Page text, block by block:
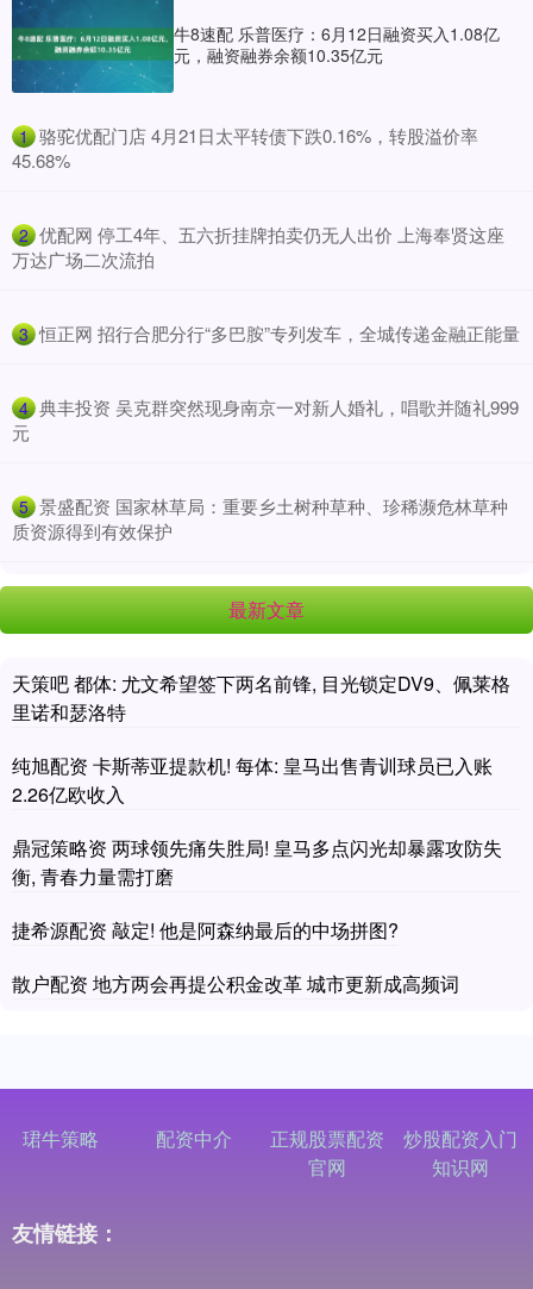
牛8速配 乐普医疗：6月12日融资买入1.08亿
元，融资融券余额10.35亿元
1 ​骆驼优配门店 4月21日太平转债下跌0.16%，转股溢价率
45.68%
2 ​优配网 停工4年、五六折挂牌拍卖仍无人出价 上海奉贤这座
万达广场二次流拍
3 ​恒正网 招行合肥分行“多巴胺”专列发车，全城传递金融正能量
4 ​典丰投资 吴克群突然现身南京一对新人婚礼，唱歌并随礼999
元
5 ​景盛配资 国家林草局：重要乡土树种草种、珍稀濒危林草种
质资源得到有效保护
最新文章
天策吧 都体: 尤文希望签下两名前锋, 目光锁定DV9、佩莱格
里诺和瑟洛特
纯旭配资 卡斯蒂亚提款机! 每体: 皇马出售青训球员已入账
2.26亿欧收入
鼎冠策略资 两球领先痛失胜局! 皇马多点闪光却暴露攻防失
衡, 青春力量需打磨
捷希源配资 敲定! 他是阿森纳最后的中场拼图?
散户配资 地方两会再提公积金改革 城市更新成高频词
珺牛策略 配资中介
正规股票配资
官网
炒股配资入门
知识网
友情链接：